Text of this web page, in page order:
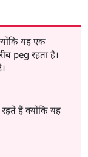
यह एक
peg रहता है।
हैं क्योंकि यह